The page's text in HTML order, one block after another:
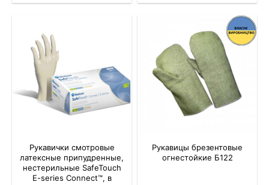
Рукавички смотровые
латексные припудренные,
нестерильные SafeTouch
E-series Connect™, в
Рукавицы брезентовые
огнестойкие Б122